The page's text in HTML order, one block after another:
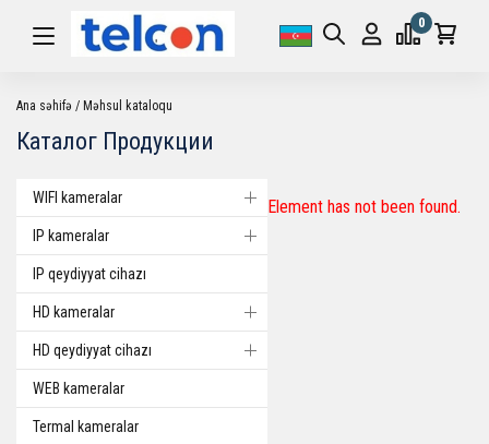
0
Ana səhifə Məhsul kataloqu
Каталог Продукции
WIFI kameralar
IP kameralar
IP qeydiyyat cihazı
HD kameralar
HD qeydiyyat cihazı
WEB kameralar
Termal kameralar
Element has not been found.